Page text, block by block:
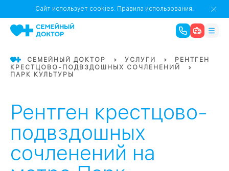
02
05
1 0
Бабушкинская
Баррикадная
Речной Вокзал
Октябрьское
Октябрьское
Сайт использует cookies. Правила использования.
СЕМЕЙНЫЙ ДОКТОР УСЛУГИ
РЕНТГЕН
КРЕСТЦОВО-ПОДВЗДОШНЫХ СОЧЛЕНЕНИЙ
ПАРК КУЛЬТУРЫ
Рентген крестцово-
подвздошных
сочленений на